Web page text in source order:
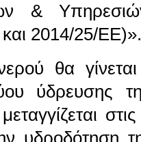
&
2014/25/ΕΕ)».
θα γίνεται
ύδρευσης
υδροδότηση